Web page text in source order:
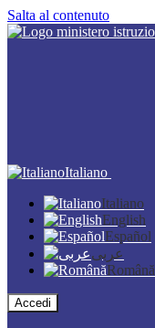
Salta al contenuto
Italiano
Italiano
English
Español
عربى
Română
Accedi